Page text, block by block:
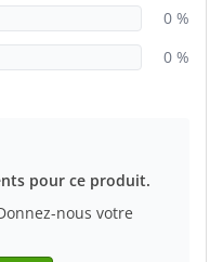
0 %
0 %
pour ce produit.
nous votre